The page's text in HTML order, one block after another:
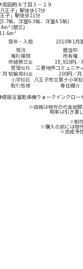
和田町６丁目３－２９
王子」駅徒歩17分
子」駅徒歩21分
帖、洋室6.3帖、洋室4.5帖)
(壁芯)
11.6m²
築年・入居
2010年1月
現況
居住中
権利種類
所有権
修繕積立金
18,920円／
管理会社
三菱地所コミュニテ
月 駐輪場料金
200円／月
小学校区 八王子市立第十小学
取引態様
専任媒介
便座浴室乾燥機ウォークインクロー
※価格は物件の代金総
税率は引き渡
※制
※購入の前には物
※完成予